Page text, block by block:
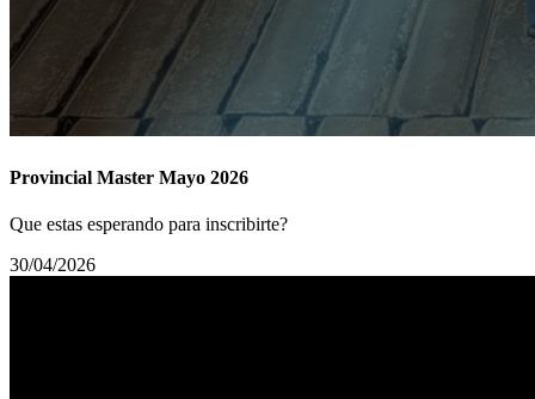
Provincial Master Mayo 2026
Que estas esperando para inscribirte?
30/04/2026